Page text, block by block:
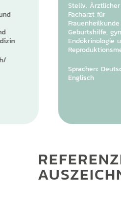
Stellv.
Facharzt für
Geburtshilfe,
Endokrinologie
Sprachen:
Englisch